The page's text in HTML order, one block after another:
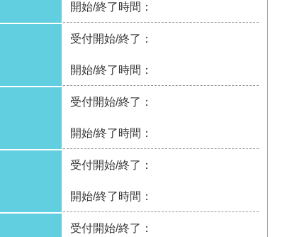
開始/終了時間：
受付開始/終了：
開始/終了時間：
受付開始/終了：
開始/終了時間：
受付開始/終了：
開始/終了時間：
受付開始/終了：